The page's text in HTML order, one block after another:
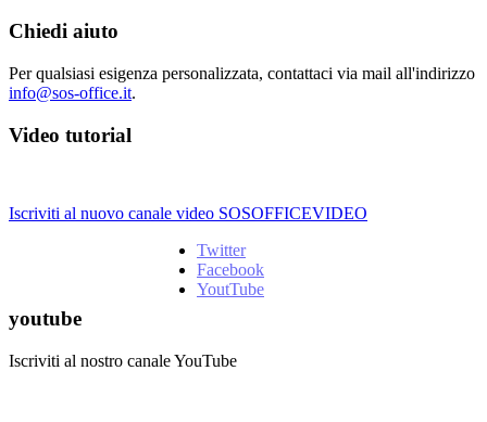
Chiedi aiuto
Per qualsiasi esigenza personalizzata, contattaci via mail all'indirizzo
info@sos-office.it.
Video tutorial
Iscriviti al nuovo canale video SOSOFFICEVIDEO
Twitter
Facebook
YoutTube
youtube
Iscriviti al nostro canale YouTube